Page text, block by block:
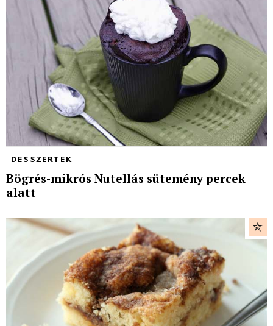
DESSZERTEK
Bögrés-mikrós Nutellás sütemény percek
alatt